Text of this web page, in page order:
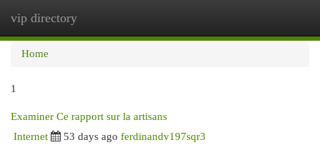
vip directory
Home
1
Examiner Ce rapport sur la artisans
Internet 53 days ago ferdinandv197sqr3